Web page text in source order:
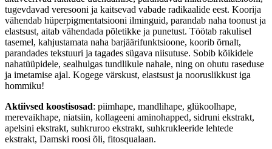
tugevdavad veresooni ja kaitsevad vabade radikaalide eest. Koorija
vähendab hüperpigmentatsiooni ilminguid, parandab naha toonust ja
elastsust, aitab vähendada põletikke ja punetust. Töötab rakulisel
tasemel, kahjustamata naha barjäärifunktsioone, koorib õrnalt,
parandades tekstuuri ja tagades sügava niisutuse. Sobib kõikidele
nahatüüpidele, sealhulgas tundlikule nahale, ning on ohutu raseduse
ja imetamise ajal. Kogege värskust, elastsust ja nooruslikkust iga
hommiku!
Aktiivsed koostisosad: piimhape, mandlihape, glükoolhape,
merevaikhape, niatsiin, kollageeni aminohapped, sidruni ekstrakt,
apelsini ekstrakt, suhkruroo ekstrakt, suhkrukleeride lehtede
ekstrakt, Damski roosi õli, fitosqualaan.